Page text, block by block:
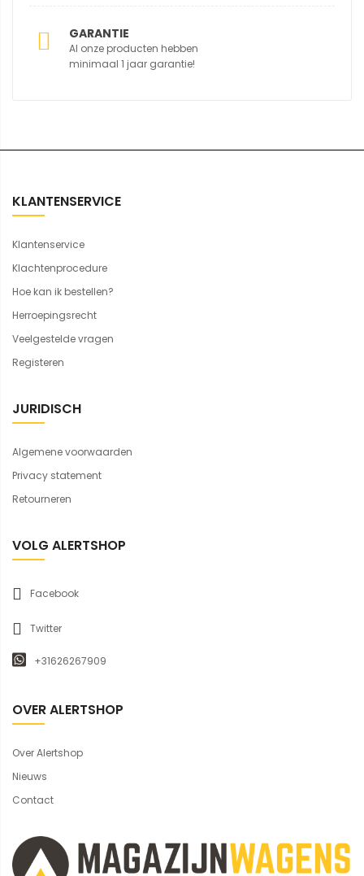
GARANTIE
Al onze producten hebben
minimaal 1 jaar garantie!
KLANTENSERVICE
Klantenservice
Klachtenprocedure
Hoe kan ik bestellen?
Herroepingsrecht
Veelgestelde vragen
Registeren
JURIDISCH
Algemene voorwaarden
Privacy statement
Retourneren
VOLG ALERTSHOP
Facebook
Twitter
+31626267909
OVER ALERTSHOP
Over Alertshop
Nieuws
Contact